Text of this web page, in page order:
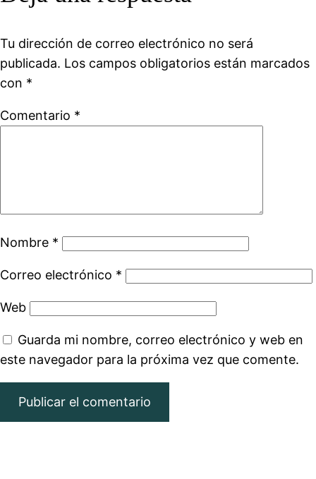
Tu dirección de correo electrónico no será
publicada. Los campos obligatorios están marcados
con *
Comentario *
Nombre *
Correo electrónico *
Web
Guarda mi nombre, correo electrónico y web en
este navegador para la próxima vez que comente.